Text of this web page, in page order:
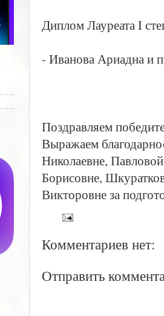
Диплом Лауреата I
- Иванова Ариадна и
Поздравляем
Выражаем
Николаевне,
Борисовне,
Викторовне за
Комментариев нет:
Отправить